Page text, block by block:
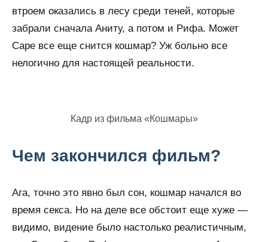
втроем оказались в лесу среди теней, которые
забрали сначала Аниту, а потом и Рифа. Может
Саре все еще снится кошмар? Уж больно все
нелогично для настоящей реальности.
Кадр из фильма «Кошмары»
Чем закончился фильм?
Ага, точно это явно был сон, кошмар начался во
время секса. Но на деле все обстоит еще хуже —
видимо, видение было настолько реалистичным,